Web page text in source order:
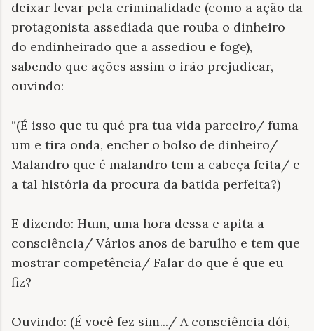
deixar levar pela criminalidade (como a ação da
protagonista assediada que rouba o dinheiro
do endinheirado que a assediou e foge),
sabendo que ações assim o irão prejudicar,
ouvindo:
“(É isso que tu qué pra tua vida parceiro/ fuma
um e tira onda, encher o bolso de dinheiro/
Malandro que é malandro tem a cabeça feita/ e
a tal história da procura da batida perfeita?)
E dizendo: Hum, uma hora dessa e apita a
consciência/ Vários anos de barulho e tem que
mostrar competência/ Falar do que é que eu
fiz?
Ouvindo: (É você fez sim.../ A consciência dói,